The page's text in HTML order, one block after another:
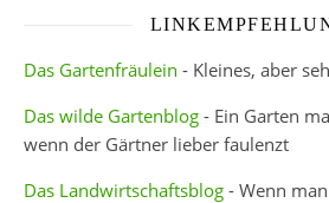
Das Gartenfräulein - Kleines, aber
Das wilde Gartenblog - Ein Garten
wenn der Gärtner lieber faulenzt
Das Landwirtschaftsblog - Wenn